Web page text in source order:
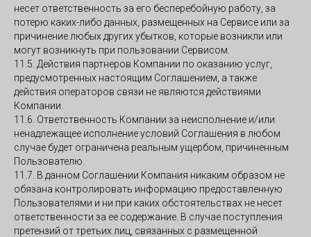
несет ответственность за его бесперебойную работу, за
потерю каких-либо данных, размещенных на Сервисе или за
причинение любых других убытков, которые возникли или
могут возникнуть при пользовании Сервисом.
11.5. Действия партнеров Компании по оказанию услуг,
предусмотренных настоящим Соглашением, а также
действия операторов связи не являются действиями
Компании.
11.6. Ответственность Компании за неисполнение и/или
ненадлежащее исполнение условий Соглашения в любом
случае будет ограничена реальным ущербом, причиненным
Пользователю.
11.7. В данном Соглашении Компания никаким образом не
обязана контролировать информацию предоставленную
Пользователями и ни при каких обстоятельствах не несет
ответственности за ее содержание. В случае поступления
претензий от третьих лиц, связанных с размещенной